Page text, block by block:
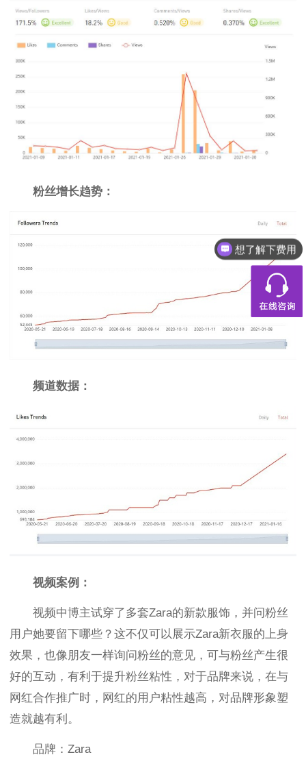
粉丝增长趋势：
频道数据：
视频案例：
视频中博主试穿了多套Zara的新款服饰，并问粉丝
用户她要留下哪些？这不仅可以展示Zara新衣服的上身
效果，也像朋友一样询问粉丝的意见，可与粉丝产生很
好的互动，有利于提升粉丝粘性，对于品牌来说，在与
网红合作推广时，网红的用户粘性越高，对品牌形象塑
造就越有利。
品牌：Zara
想了解下费用